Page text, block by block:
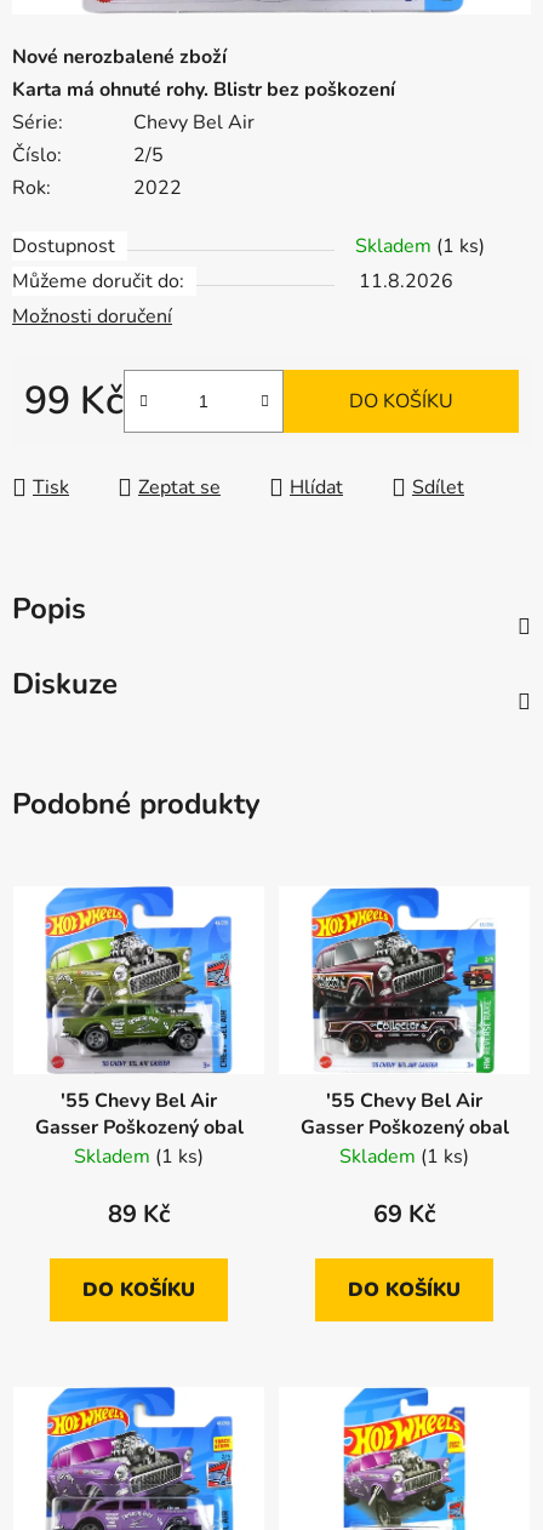
Nové nerozbalené zboží
Karta má ohnuté rohy. Blistr bez poškození
Série:
Chevy Bel Air
Číslo:
2/5
Rok:
2022
Dostupnost Skladem (1 ks)
Můžeme doručit do:
11.8.2026
Možnosti doručení
99 Kč
Měrná cena:
DO KOŠÍKU
Tisk Zeptat se Hlídat Sdílet
Popis
Diskuze
Podobné produkty
'55 Chevy Bel Air
Gasser Poškozený obal
Skladem (1 ks)
89 Kč
DO KOŠÍKU
'55 Chevy Bel Air
Gasser Poškozený obal
Skladem (1 ks)
69 Kč
DO KOŠÍKU